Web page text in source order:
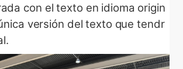
con el texto en idioma origin
versión del texto que tendr